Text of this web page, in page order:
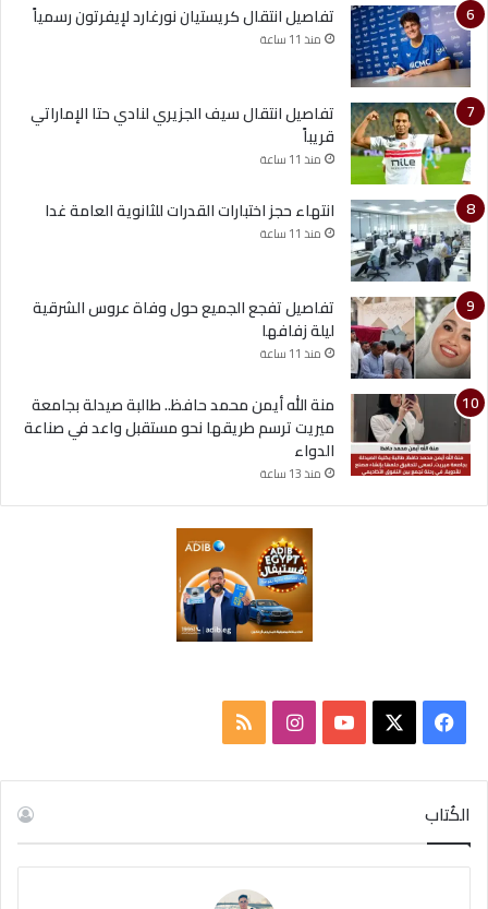
تفاصيل انتقال كريستيان نورغارد لإيفرتون رسمياً
منذ 11 ساعة
تفاصيل انتقال سيف الجزيري لنادي حتا الإماراتي
قريباً
منذ 11 ساعة
انتهاء حجز اختبارات القدرات للثانوية العامة غدا
منذ 11 ساعة
تفاصيل تفجع الجميع حول وفاة عروس الشرقية
ليلة زفافها
منذ 11 ساعة
منة الله أيمن محمد حافظ.. طالبة صيدلة بجامعة
ميريت ترسم طريقها نحو مستقبل واعد في صناعة
الدواء
منذ 13 ساعة
س
ب
u
ت
ص
ا
الكُتاب